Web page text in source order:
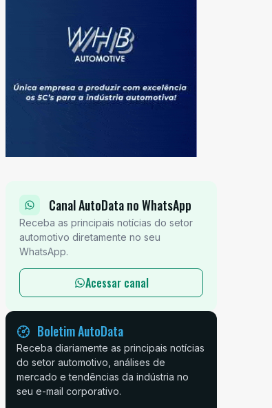
Canal AutoData no WhatsApp
Receba as principais notícias do setor
automotivo diretamente no seu
WhatsApp.
Acessar canal
Boletim AutoData
Receba diariamente as principais notícias
do setor automotivo, análises de
mercado e tendências da indústria no
seu e-mail corporativo.